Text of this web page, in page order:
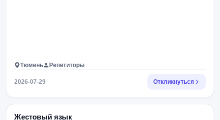
Тюмень Репетиторы
2026-07-29 Откликнуться
Жестовый язык